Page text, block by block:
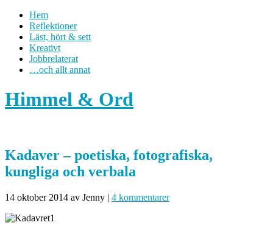
Hem
Reflektioner
Läst, hört & sett
Kreativt
Jobbrelaterat
…och allt annat
Himmel & Ord
Kadaver – poetiska, fotografiska,
kungliga och verbala
14 oktober 2014 av Jenny | 4 kommentarer